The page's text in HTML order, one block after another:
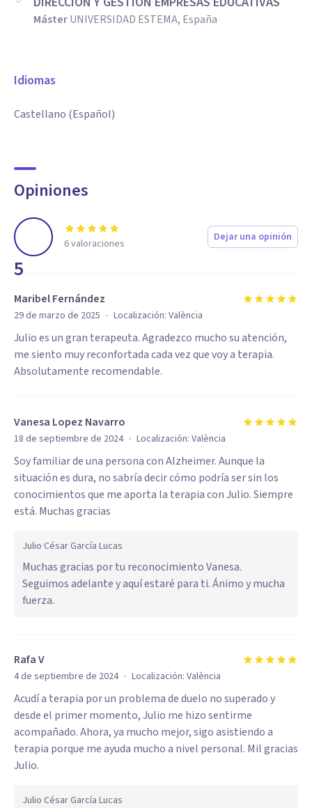
MásterUNIVERSIDAD ESTEMA, España
Idiomas
Castellano (Español)
Opiniones
5
6valoraciones Dejar una opinión
Maribel Fernández
29 de marzo de 2025 · Localización: València
Julio es un gran terapeuta. Agradezco mucho su atención,
me siento muy reconfortada cada vez que voy a terapia.
Absolutamente recomendable.
Vanesa Lopez Navarro
18 de septiembre de 2024 · Localización: València
Soy familiar de una persona con Alzheimer. Aunque la
situación es dura, no sabría decir cómo podría ser sin los
conocimientos que me aporta la terapia con Julio. Siempre
está. Muchas gracias
Julio César García Lucas
Muchas gracias por tu reconocimiento Vanesa.
Seguimos adelante y aquí estaré para ti. Ánimo y mucha
fuerza.
Rafa V
4 de septiembre de 2024 · Localización: València
Acudí a terapia por un problema de duelo no superado y
desde el primer momento, Julio me hizo sentirme
acompañado. Ahora, ya mucho mejor, sigo asistiendo a
terapia porque me ayuda mucho a nivel personal. Mil gracias
Julio.
Julio César García Lucas